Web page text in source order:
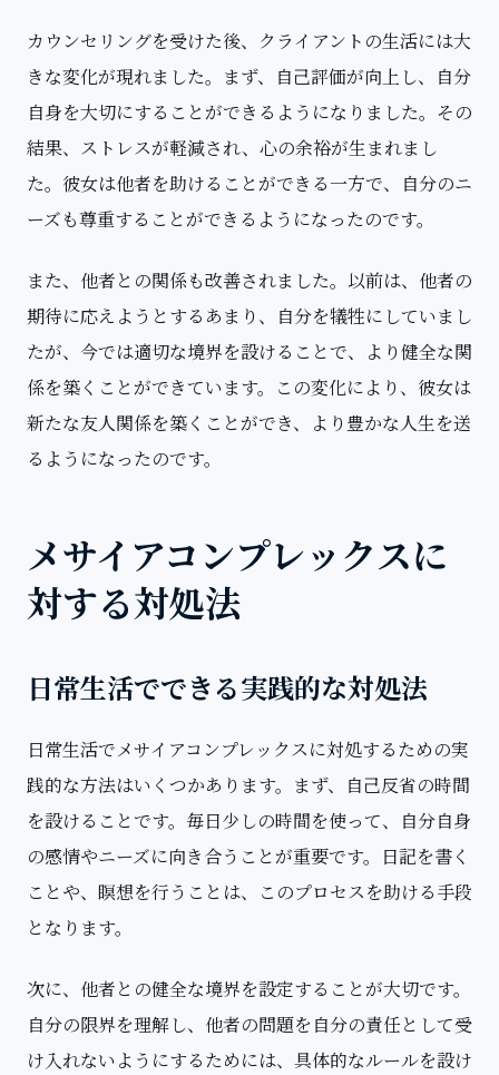
カウンセリングを受けた後、クライアントの生活には大
きな変化が現れました。まず、自己評価が向上し、自分
自身を大切にすることができるようになりました。その
結果、ストレスが軽減され、心の余裕が生まれまし
た。彼女は他者を助けることができる一方で、自分のニ
ーズも尊重することができるようになったのです。
また、他者との関係も改善されました。以前は、他者の
期待に応えようとするあまり、自分を犠牲にしていまし
たが、今では適切な境界を設けることで、より健全な関
係を築くことができています。この変化により、彼女は
新たな友人関係を築くことができ、より豊かな人生を送
るようになったのです。
メサイアコンプレックスに
対する対処法
日常生活でできる実践的な対処法
日常生活でメサイアコンプレックスに対処するための実
践的な方法はいくつかあります。まず、自己反省の時間
を設けることです。毎日少しの時間を使って、自分自身
の感情やニーズに向き合うことが重要です。日記を書く
ことや、瞑想を行うことは、このプロセスを助ける手段
となります。
次に、他者との健全な境界を設定することが大切です。
自分の限界を理解し、他者の問題を自分の責任として受
け入れないようにするためには、具体的なルールを設け